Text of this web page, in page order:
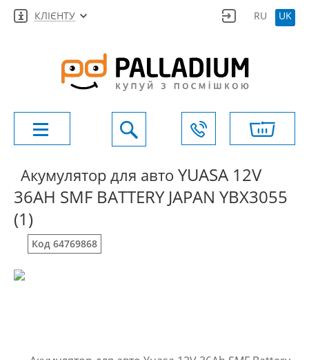
КЛІЄНТУ RU UK
Акумулятор для авто YUASA 12V
36AH SMF BATTERY JAPAN YBX3055
(1)
Код 64769868